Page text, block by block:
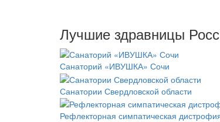
Лучшие здравницы
Санаторий «ИВУШКА» Сочи
Санатории Свердловской области
Рефлекторная симпатическая